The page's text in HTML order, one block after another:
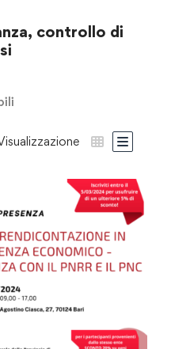
controllo di